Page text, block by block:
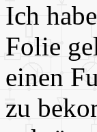
Ich
Folie
einen
zu